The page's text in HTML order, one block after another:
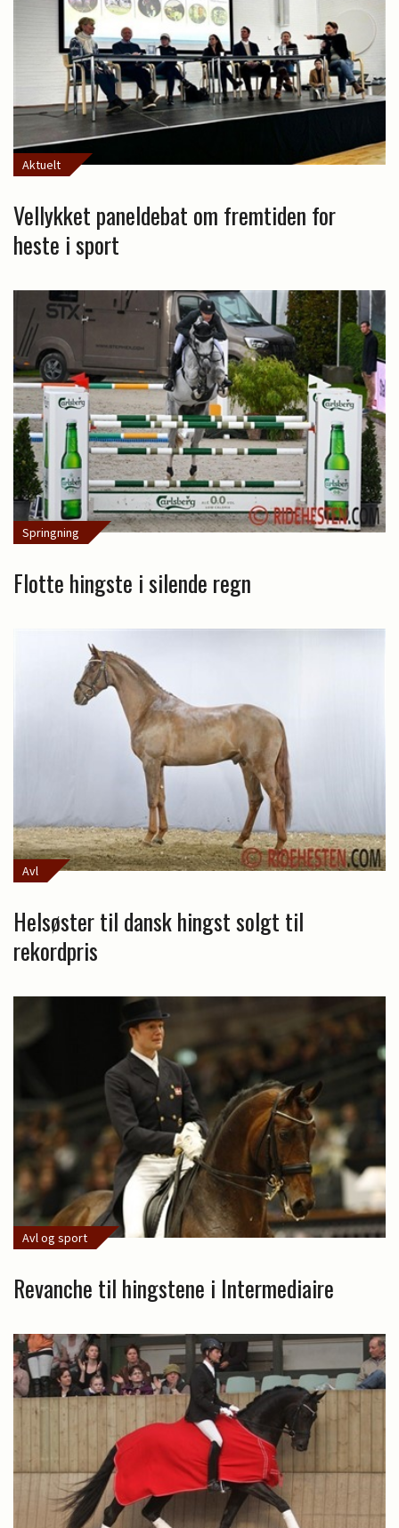
Aktuelt
Vellykket paneldebat om fremtiden for
heste i sport
Springning
Flotte hingste i silende regn
Avl
Helsøster til dansk hingst solgt til
rekordpris
Avl og sport
Revanche til hingstene i Intermediaire